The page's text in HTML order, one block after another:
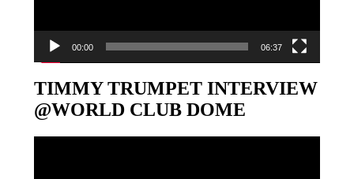
00:00 06:37
TIMMY TRUMPET INTERVIEW
@WORLD CLUB DOME